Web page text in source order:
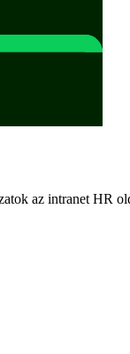
az intranet HR